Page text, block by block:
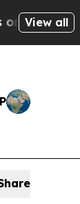
Big
View all